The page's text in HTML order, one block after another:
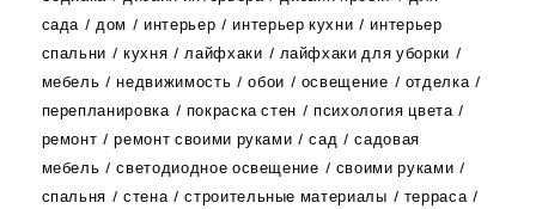
сада
дом интерьер интерьер кухни
интерьер
спальни
кухня лайфхаки
лайфхаки для уборки
мебель
недвижимость обои освещение
отделка
перепланировка
покраска стен
психология цвета
ремонт
ремонт своими руками сад
садовая
мебель
светодиодное освещение
своими руками
спальня
стена строительные материалы
терраса